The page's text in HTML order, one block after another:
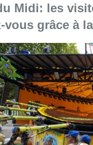
Midi: les
vous grâce à